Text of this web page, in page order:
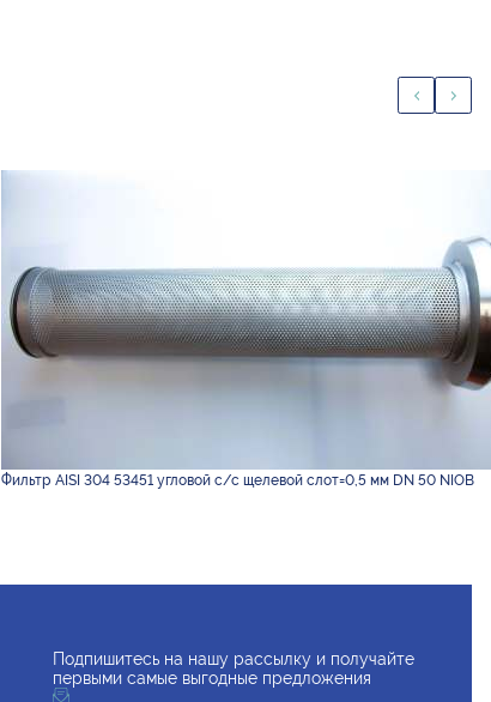
Фильтр AISI 304 53451 угловой с/с щелевой слот=0,5 мм DN 50 NIOB
Подпишитесь на нашу рассылку и получайте
первыми самые выгодные предложения